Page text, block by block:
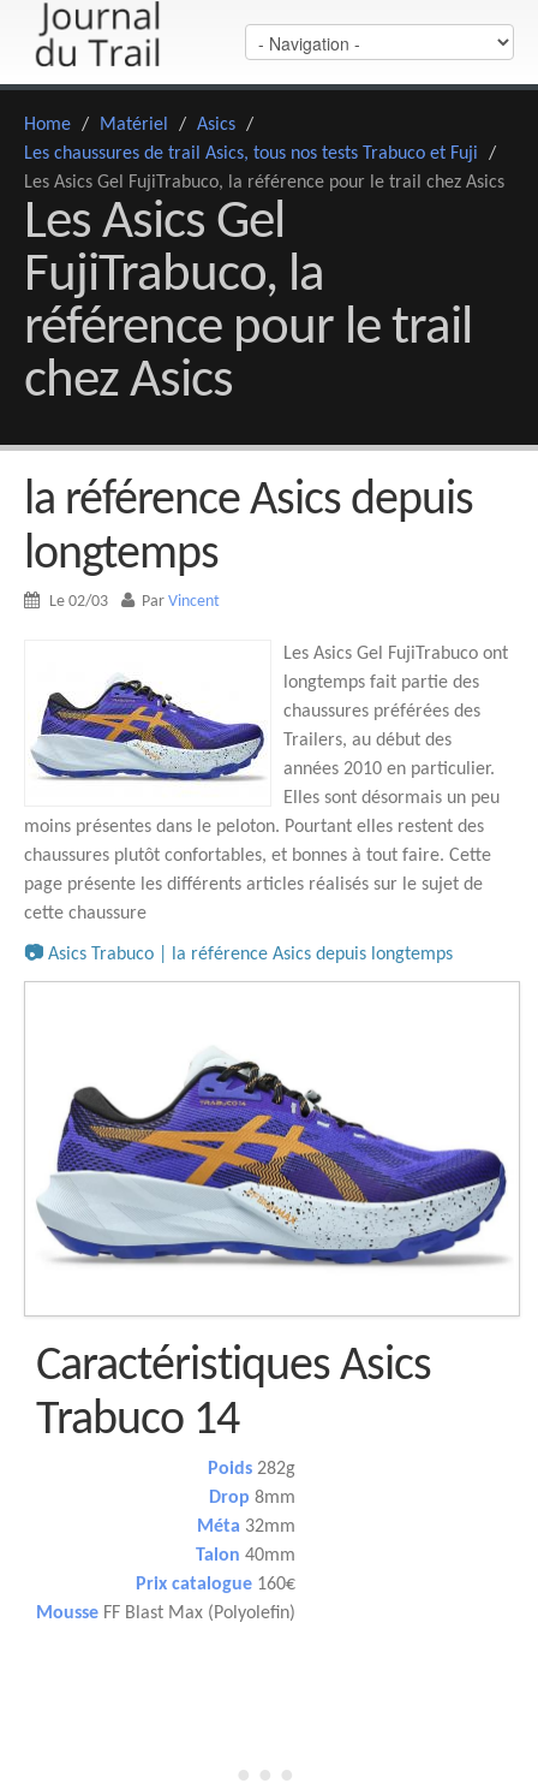
Home / Matériel / Asics /
Les chaussures de trail Asics, tous nos tests Trabuco et Fuji
/
Les Asics Gel FujiTrabuco, la référence pour le trail chez Asics
Les Asics Gel
FujiTrabuco, la
référence pour le trail
chez Asics
la référence Asics depuis
longtemps
Le 02/03 Par Vincent
Les Asics Gel FujiTrabuco ont
longtemps fait partie des
chaussures préférées des
Trailers, au début des
années 2010 en particulier.
Elles sont désormais un peu
moins présentes dans le peloton. Pourtant elles restent des
chaussures plutôt confortables, et bonnes à tout faire. Cette
page présente les différents articles réalisés sur le sujet de
cette chaussure
📷 Asics Trabuco | la référence Asics depuis longtemps
Caractéristiques Asics
Trabuco 14
Poids 282g
Drop 8mm
Méta 32mm
Talon 40mm
Prix catalogue 160€
Mousse FF Blast Max (Polyolefin)